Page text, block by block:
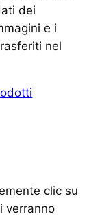
dei
e i
nel
clic su
verranno